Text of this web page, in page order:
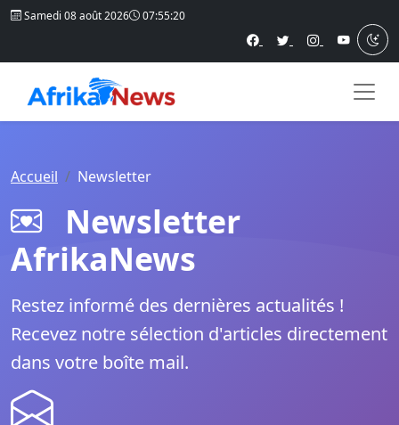
Samedi 08 août 2026 07:55:21
Accueil Newsletter
Newsletter
AfrikaNews
Restez informé des dernières actualités !
Recevez notre sélection d'articles directement
dans votre boîte mail.